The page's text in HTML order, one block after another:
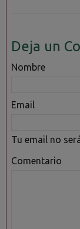
Deja un
Nombre
Email
Tu email no
Comentario